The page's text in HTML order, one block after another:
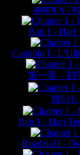
अध्याय १ -
Bab 1 - Hari
Capitolo I -
第一章 – 初
챕터
Bab 1 - Hari
Rozdział I -